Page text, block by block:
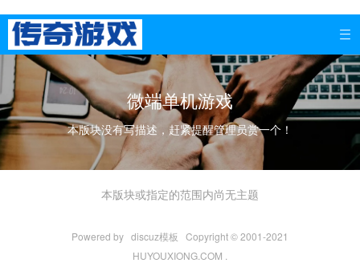

微端单机游戏
本版块没有写描述，赶紧提醒管理员赏一个！
本版块或指定的范围内尚无主题
Powered by discuz模板
Copyright © 2001-2021
HUYOUXIONG.COM .